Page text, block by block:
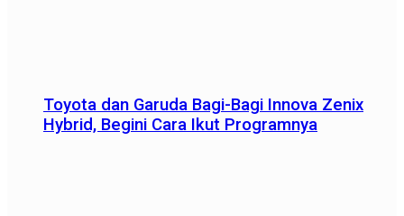
Toyota dan Garuda Bagi-Bagi Innova Zenix
Hybrid, Begini Cara Ikut Programnya